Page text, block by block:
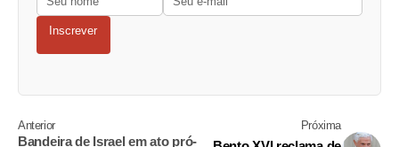
Inscrever
Anterior
Bandeira de Israel em ato pró-
Próxima